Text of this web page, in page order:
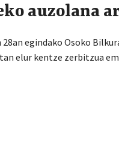
auzolana
egindako Osoko
elur kentze zerbitzua